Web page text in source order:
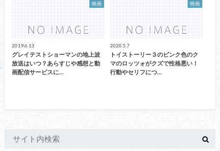
映画
2019.6.13
グレイテストショーマンの地上波
放送はいつ？あらすじや感想と動
画配信サービスに…
映画
2020.5.7
トイストーリー３のピンク色のク
マのロッツォがクズで性格悪い！
行動やセリフにつ…